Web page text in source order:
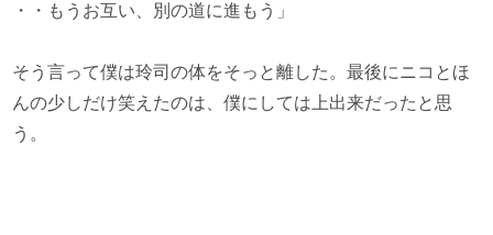
・・もうお互い、別の道に進もう」
そう言って僕は玲司の体をそっと離した。最後にニコとほ
んの少しだけ笑えたのは、僕にしては上出来だったと思
う。